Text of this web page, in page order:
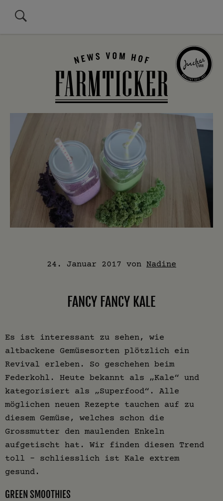
24. Januar 2017 von Nadine
FANCY FANCY KALE
Es ist interessant zu sehen, wie
altbackene Gemüsesorten plötzlich ein
Revival erleben. So geschehen beim
Federkohl. Heute bekannt als „Kale“ und
kategorisiert als „Superfood“. Alle
möglichen neuen Rezepte tauchen auf zu
diesem Gemüse, welches schon die
Grossmutter den maulenden Enkeln
aufgetischt hat. Wir finden diesen Trend
toll – schliesslich ist Kale extrem
gesund.
GREEN SMOOTHIES